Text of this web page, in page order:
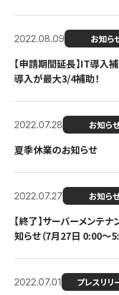
2022.08.09 お知ら
【申請期間延長】IT導入
導入が最大3/4補助！
2022.07.28 お知ら
夏季休業のお知らせ
2022.07.27 お知ら
【終了】サーバーメンテ
知らせ（7月27日 0:00〜
2022.07.01 プレスリリ